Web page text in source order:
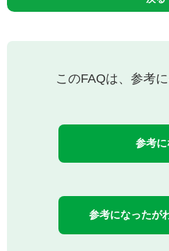
このFAQは、参考
参考
参考になったが